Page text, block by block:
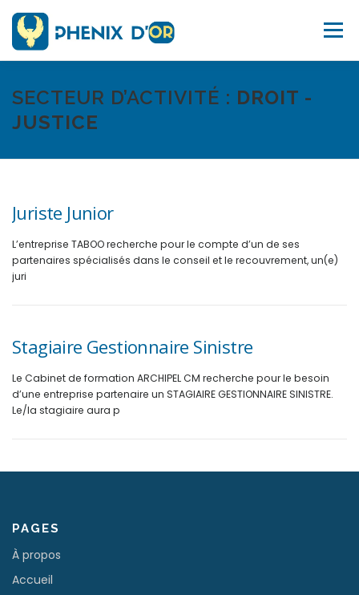
au
contenu
Menu
ACCUEIL SERVICES OUTILS FORMATIONS
CONTACTEZ-NOUS
SECTEUR D’ACTIVITÉ : DROIT -
JUSTICE
Juriste Junior
L’entreprise TABOO recherche pour le compte d’un de ses
partenaires spécialisés dans le conseil et le recouvrement, un(e)
juri
Stagiaire Gestionnaire Sinistre
Le Cabinet de formation ARCHIPEL CM recherche pour le besoin
d’une entreprise partenaire un STAGIAIRE GESTIONNAIRE SINISTRE.
Le/la stagiaire aura p
PAGES
À propos
Accueil